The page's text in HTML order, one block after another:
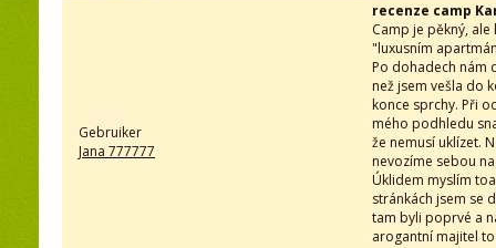
Gebruiker
Jana 777777
recenze camp
Camp je pěkný,
"luxusním
Po dohadech nám
než jsem vešla do
konce sprchy. Při
mého podhledu
že nemusí uklízet.
nevozíme sebou
Úklidem myslím
stránkách jsem se
tam byli poprvé a
arogantní majitel to